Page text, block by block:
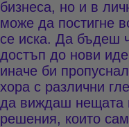
бизнеса, но и в
може да постигне
се иска. Да бъдеш
достъп до нови
иначе би
хора с различни
да виждаш нещата
решения, които